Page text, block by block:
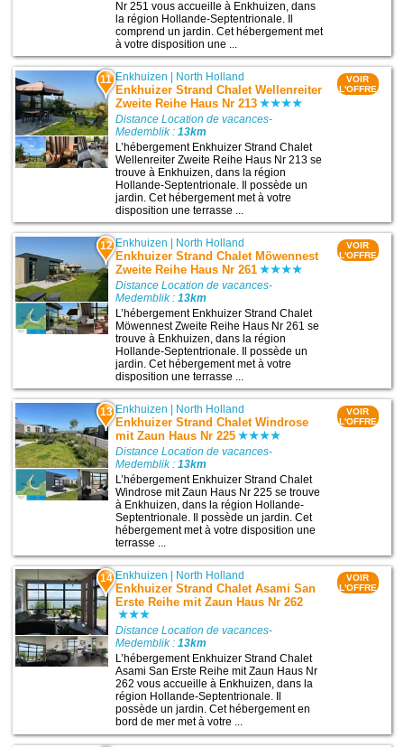
Nr 251 vous accueille à Enkhuizen, dans
la région Hollande-Septentrionale. Il
comprend un jardin. Cet hébergement met
à votre disposition une ...
11 Enkhuizen | North Holland
Enkhuizer Strand Chalet Wellenreiter
Zweite Reihe Haus Nr 213
Distance Location de vacances-
Medemblik :13km
L’hébergement Enkhuizer Strand Chalet
Wellenreiter Zweite Reihe Haus Nr 213 se
trouve à Enkhuizen, dans la région
Hollande-Septentrionale. Il possède un
jardin. Cet hébergement met à votre
disposition une terrasse ...
VOIR
L'OFFRE
12 Enkhuizen | North Holland
Enkhuizer Strand Chalet Möwennest
Zweite Reihe Haus Nr 261
Distance Location de vacances-
Medemblik :13km
L’hébergement Enkhuizer Strand Chalet
Möwennest Zweite Reihe Haus Nr 261 se
trouve à Enkhuizen, dans la région
Hollande-Septentrionale. Il possède un
jardin. Cet hébergement met à votre
disposition une terrasse ...
VOIR
L'OFFRE
13 Enkhuizen North Holland
Enkhuizer Strand Chalet Windrose
mit Zaun Haus Nr 225
Distance Location de vacances-
Medemblik :13km
L’hébergement Enkhuizer Strand Chalet
Windrose mit Zaun Haus Nr 225 se trouve
à Enkhuizen, dans la région Hollande-
Septentrionale. Il possède un jardin. Cet
hébergement met à votre disposition une
terrasse ...
VOIR
L'OFFRE
14 Enkhuizen North Holland
Enkhuizer Strand Chalet Asami San
Erste Reihe mit Zaun Haus Nr 262
Distance Location de vacances-
Medemblik :13km
L’hébergement Enkhuizer Strand Chalet
Asami San Erste Reihe mit Zaun Haus Nr
262 vous accueille à Enkhuizen, dans la
région Hollande-Septentrionale. Il
possède un jardin. Cet hébergement en
bord de mer met à votre ...
VOIR
L'OFFRE